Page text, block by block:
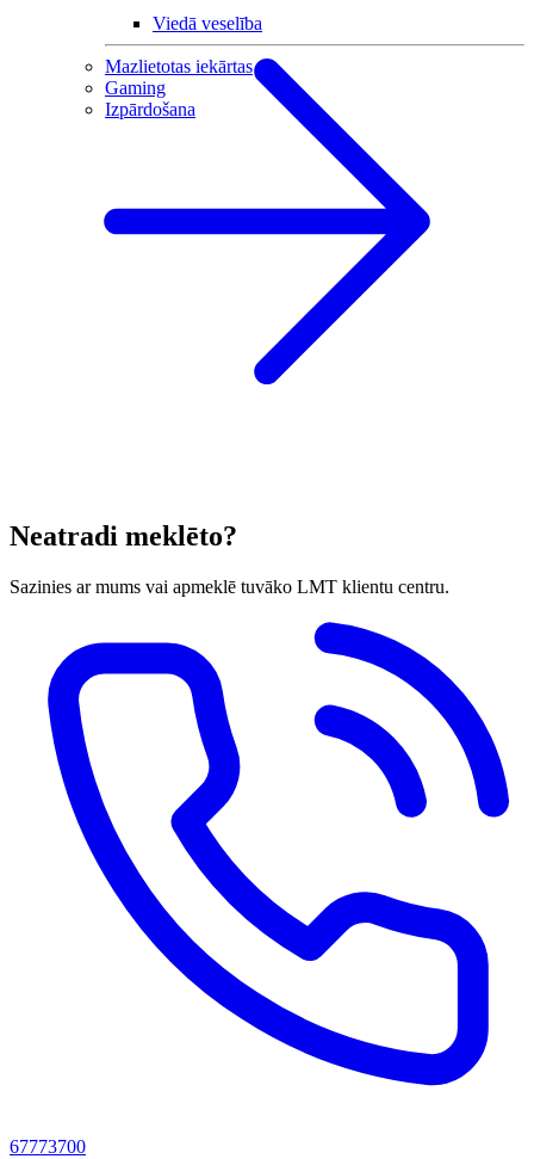
Viedā veselība
Mazlietotas iekārtas
Gaming
Izpārdošana
Neatradi meklēto?
Sazinies ar mums vai apmeklē tuvāko LMT klientu centru.
67773700